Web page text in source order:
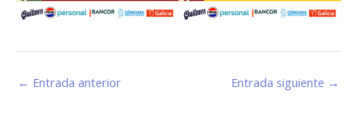
← Entrada anterior Entrada siguiente →